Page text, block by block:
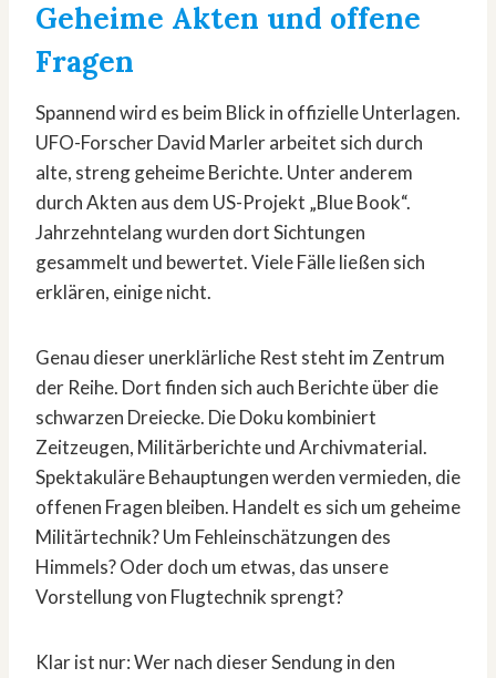
Geheime Akten und offene
Fragen
Spannend wird es beim Blick in offizielle Unterlagen.
UFO-Forscher David Marler arbeitet sich durch
alte, streng geheime Berichte. Unter anderem
durch Akten aus dem US-Projekt „Blue Book“.
Jahrzehntelang wurden dort Sichtungen
gesammelt und bewertet. Viele Fälle ließen sich
erklären, einige nicht.
Genau dieser unerklärliche Rest steht im Zentrum
der Reihe. Dort finden sich auch Berichte über die
schwarzen Dreiecke. Die Doku kombiniert
Zeitzeugen, Militärberichte und Archivmaterial.
Spektakuläre Behauptungen werden vermieden, die
offenen Fragen bleiben. Handelt es sich um geheime
Militärtechnik? Um Fehleinschätzungen des
Himmels? Oder doch um etwas, das unsere
Vorstellung von Flugtechnik sprengt?
Klar ist nur: Wer nach dieser Sendung in den